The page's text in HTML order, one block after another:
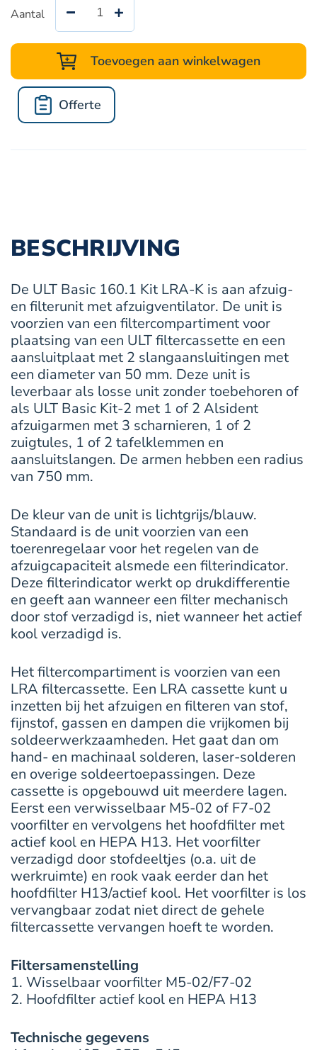
Aantal
Basic
160.1
Kit
LRA-
K
aantal
Toevoegen aan winkelwagen
Offerte
BESCHRIJVING
De ULT Basic 160.1 Kit LRA-K is aan afzuig-
en filterunit met afzuigventilator. De unit is
voorzien van een filtercompartiment voor
plaatsing van een ULT filtercassette en een
aansluitplaat met 2 slangaansluitingen met
een diameter van 50 mm. Deze unit is
leverbaar als losse unit zonder toebehoren of
als ULT Basic Kit-2 met 1 of 2 Alsident
afzuigarmen met 3 scharnieren, 1 of 2
zuigtules, 1 of 2 tafelklemmen en
aansluitslangen. De armen hebben een radius
van 750 mm.
De kleur van de unit is lichtgrijs/blauw.
Standaard is de unit voorzien van een
toerenregelaar voor het regelen van de
afzuigcapaciteit alsmede een filterindicator.
Deze filterindicator werkt op drukdifferentie
en geeft aan wanneer een filter mechanisch
door stof verzadigd is, niet wanneer het actief
kool verzadigd is.
Het filtercompartiment is voorzien van een
LRA filtercassette. Een LRA cassette kunt u
inzetten bij het afzuigen en filteren van stof,
fijnstof, gassen en dampen die vrijkomen bij
soldeerwerkzaamheden. Het gaat dan om
hand- en machinaal solderen, laser-solderen
en overige soldeertoepassingen. Deze
cassette is opgebouwd uit meerdere lagen.
Eerst een verwisselbaar M5-02 of F7-02
voorfilter en vervolgens het hoofdfilter met
actief kool en HEPA H13. Het voorfilter
verzadigd door stofdeeltjes (o.a. uit de
werkruimte) en rook vaak eerder dan het
hoofdfilter H13/actief kool. Het voorfilter is los
vervangbaar zodat niet direct de gehele
filtercassette vervangen hoeft te worden.
Filtersamenstelling
1. Wisselbaar voorfilter M5-02/F7-02
2. Hoofdfilter actief kool en HEPA H13
Technische gegevens